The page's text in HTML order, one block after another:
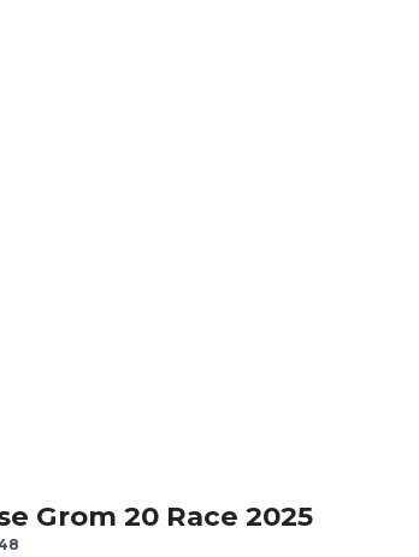
Grom 20 Race 2025